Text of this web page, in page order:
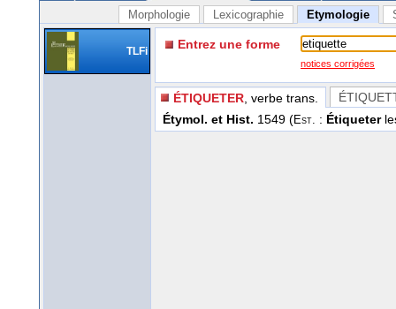
Morphologie Lexicographie Etymologie
TLFi Entrez une forme
notices corrigées
ÉTIQUETER , verbe trans.
Étymol. et Hist. 1549 (Est. : Étiqueter